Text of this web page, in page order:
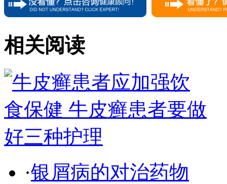
相关阅读
·银屑病的对治药物